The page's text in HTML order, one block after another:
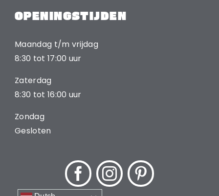
OPENINGSTIJDEN
Maandag t/m vrijdag
8:30 tot 17:00 uur
Zaterdag
8:30 tot 16:00 uur
Zondag
Gesloten